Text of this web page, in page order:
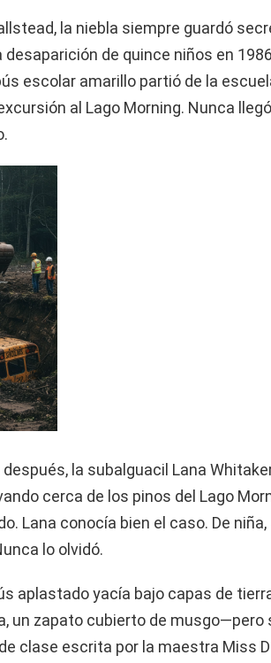
la niebla siempre guardó
de quince niños en
escolar amarillo partió de la
al Lago Morning. Nunca
la subalguacil Lana
cerca de los pinos del Lago
Lana conocía bien el caso. De
lo olvidó.
aplastado yacía bajo capas de
un zapato cubierto de musgo—pero
clase escrita por la maestra Miss